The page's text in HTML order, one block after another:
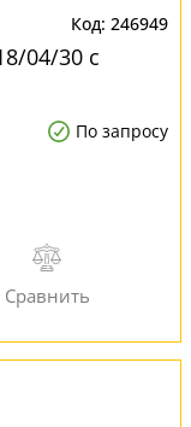
246949
04/30 с
По запросу